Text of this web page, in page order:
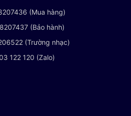
(Mua hàng)
(Bảo hành)
(Trường nhạc)
122 120 (Zalo)